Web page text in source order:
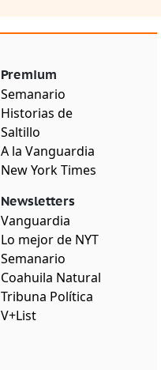
Premium
Semanario
Historias de
Saltillo
A la Vanguardia
New York Times
Newsletters
Vanguardia
Lo mejor de NYT
Semanario
Coahuila Natural
Tribuna Política
V+List